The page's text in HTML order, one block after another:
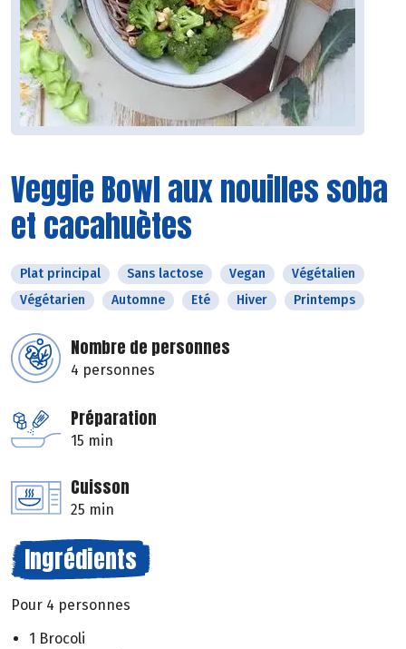
Veggie Bowl aux nouilles soba
et cacahuètes
Plat principal Sans lactose Vegan
Végétalien
Végétarien
Automne Eté Hiver Printemps
Nombre de personnes
4 personnes
Préparation
15 min
Cuisson
25 min
Ingrédients
Pour 4 personnes
1 Brocoli